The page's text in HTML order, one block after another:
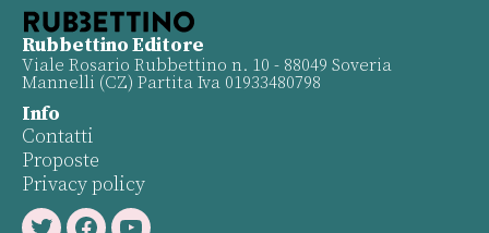
Rubbettino Editore
Viale Rosario Rubbettino n. 10 - 88049 Soveria
Mannelli (CZ) Partita Iva 01933480798
Info
Contatti
Proposte
Privacy policy